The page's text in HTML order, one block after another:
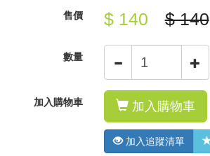
售價 $ 140 $ 140
數量
加入購物車 加入購物車
加入追蹤清單